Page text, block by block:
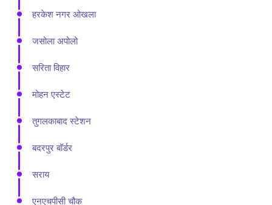
हरकेश नगर ओखला
जसोला अपोलो
सरिता विहार
मोहन एस्टेट
तुगलकाबाद स्टेशन
बदरपुर बॉर्डर
सराय
एनएचपीसी चौक